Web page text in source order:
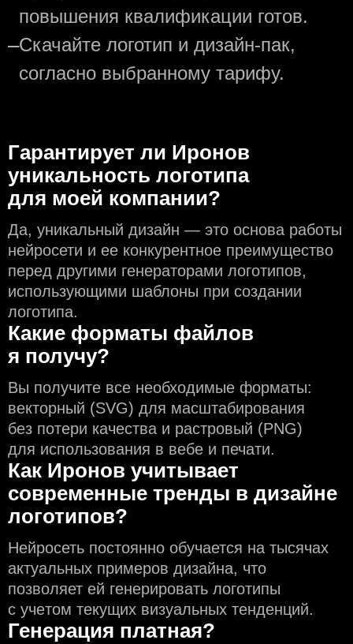
повышения квалификации готов.
—Скачайте логотип и дизайн-пак,
согласно выбранному тарифу.
Гарантирует ли Иронов
уникальность логотипа
для моей компании?
Да, уникальный дизайн — это основа работы
нейросети и еe конкурентное преимущество
перед другими генераторами логотипов,
использующими шаблоны при создании
логотипа.
Какие форматы файлов
я получу?
Вы получите все необходимые форматы:
векторный (SVG) для масштабирования
без потери качества и растровый (PNG)
для использования в вебе и печати.
Как Иронов учитывает
современные тренды в дизайне
логотипов?
Нейросеть постоянно обучается на тысячах
актуальных примеров дизайна, что
позволяет ей генерировать логотипы
с учeтом текущих визуальных тенденций.
Генерация платная?